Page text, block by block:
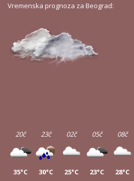
Vremenska prognoza za Beograd:
20č
35°C
23č
30°C
02č
25°C
05č
23°C
08č
28°C